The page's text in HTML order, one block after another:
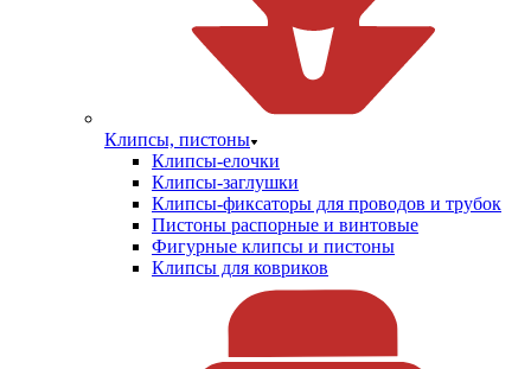
Клипсы, пистоны
Клипсы-елочки
Клипсы-заглушки
Клипсы-фиксаторы для проводов и трубок
Пистоны распорные и винтовые
Фигурные клипсы и пистоны
Клипсы для ковриков